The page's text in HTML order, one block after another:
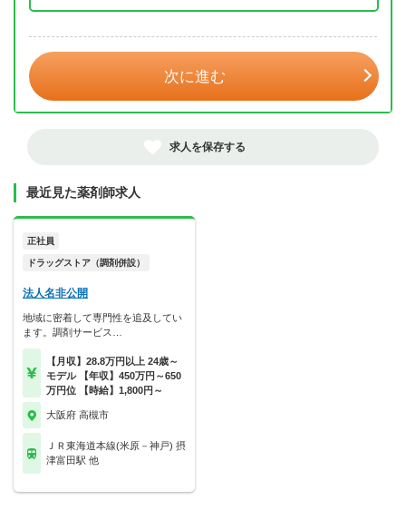
次に進む
求人を保存する
最近見た薬剤師求人
正社員
ドラッグストア（調剤併設）
法人名非公開
地域に密着して専門性を追及してい
ます。調剤サービス…
【月収】28.8万円以上 24歳～
モデル 【年収】450万円～650
万円位 【時給】1,800円～
大阪府 高槻市
ＪＲ東海道本線(米原－神戸) 摂
津富田駅 他